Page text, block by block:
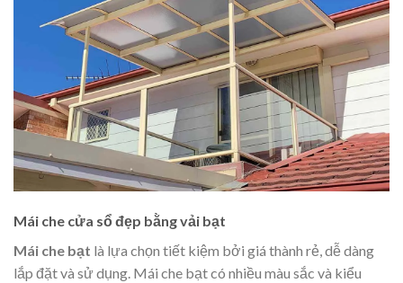
Mái che cửa sổ đẹp bằng vải bạt
Mái che bạt là lựa chọn tiết kiệm bởi giá thành rẻ, dễ dàng
lắp đặt và sử dụng. Mái che bạt có nhiều màu sắc và kiểu